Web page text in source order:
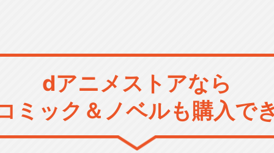
dアニメストアなら
ミック＆ノベルも購入で